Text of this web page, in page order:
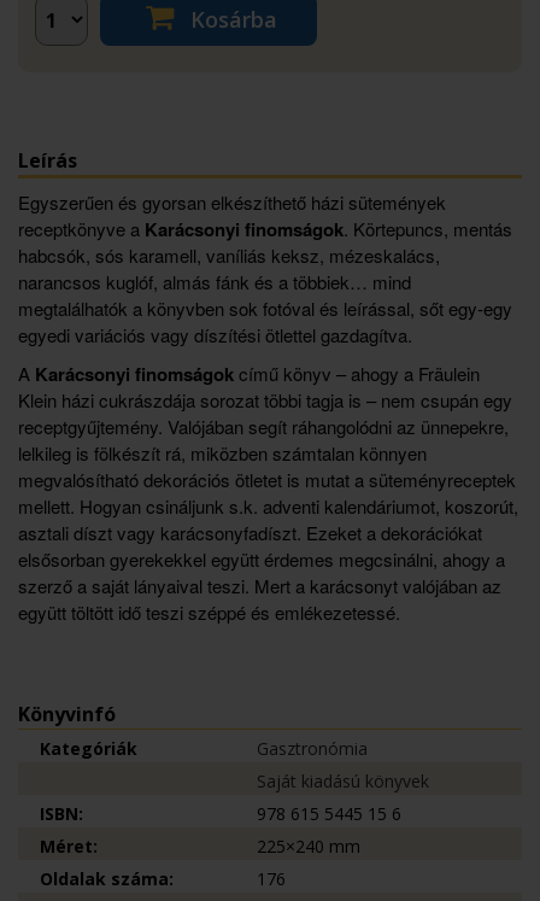
Kosárba
Leírás
Egyszerűen és gyorsan elkészíthető házi sütemények
receptkönyve a Karácsonyi finomságok. Körtepuncs, mentás
habcsók, sós karamell, vaníliás keksz, mézeskalács,
narancsos kuglóf, almás fánk és a többiek… mind
megtalálhatók a könyvben sok fotóval és leírással, sőt egy-egy
egyedi variációs vagy díszítési ötlettel gazdagítva.
A Karácsonyi finomságokcímű könyv – ahogy a Fräulein
Klein házi cukrászdája sorozat többi tagja is – nem csupán egy
receptgyűjtemény. Valójában segít ráhangolódni az ünnepekre,
lelkileg is fölkészít rá, miközben számtalan könnyen
megvalósítható dekorációs ötletet is mutat a süteményreceptek
mellett. Hogyan csináljunk s.k. adventi kalendáriumot, koszorút,
asztali díszt vagy karácsonyfadíszt. Ezeket a dekorációkat
elsősorban gyerekekkel együtt érdemes megcsinálni, ahogy a
szerző a saját lányaival teszi. Mert a karácsonyt valójában az
együtt töltött idő teszi széppé és emlékezetessé.
Könyvinfó
Kategóriák
Gasztronómia
Saját kiadású könyvek
ISBN:
978 615 5445 15 6
Méret:
225×240 mm
Oldalak száma:
176